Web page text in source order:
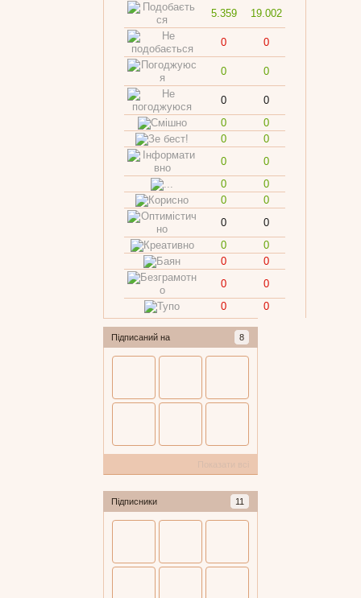
5.359 19.002
0 0
0 0
0
0
0
0
0
0
0
0
0
0
0
0
0
0
0
0
0
0
0
0
0
0
Підписаний на 8
Підписники 11